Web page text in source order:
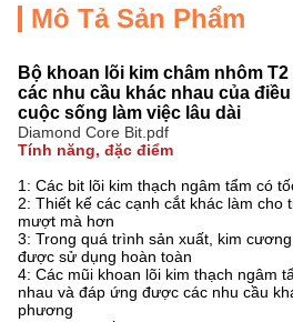
Mô Tả Sản Phẩm
Bộ khoan lõi kim châm nhôm
các nhu cầu khác nhau của
cuộc sống làm việc lâu dài
Diamond Core Bit.pdf
Tính năng, đặc điểm
1: Các bit lõi kim thạch ngâm tẩm có
2: Thiết kế các cạnh cắt khác làm cho
mượt mà hơn
3: Trong quá trình sản xuất, kim
được sử dụng hoàn toàn
4: Các mũi khoan lõi kim thạch ngâm
nhau và đáp ứng được các nhu cầu
phương